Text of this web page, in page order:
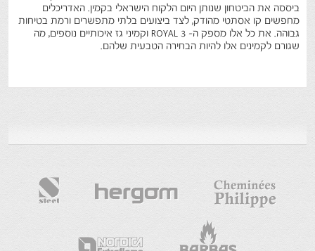
ביססה את הביטחון שנותן היום הלקוח הישראלי בקמין. האדריכלים
מחפשים קו אסתטי מהודק, לצד ביצועים בלתי מתפשרים ורמת בטיחות
גבוהה. את כל אלו מספק ה- ROYAL 3 וקמיני גז איכותיים נוספים, מה
שגורם לקמינים אלו להיות הבחירה הטבעית שלהם.